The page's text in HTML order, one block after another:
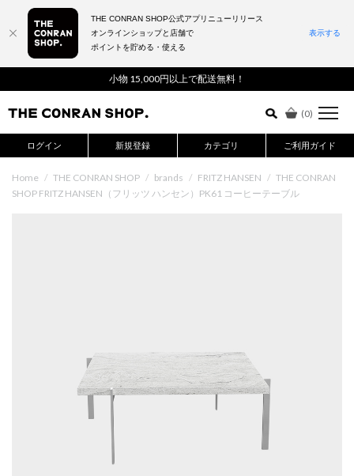
小物 15,000円以上で配送無料！
(0)
ログイン 新規登録 カテゴリ ご利用ガイド
詳細検索はこちら
Home / THE CONRAN SHOP / brands / FRITZ HANSEN / THE CONRAN
SHOP FRITZ HANSEN（フリッツ ハンセン）PK61 コーヒーテーブル
THE CONRAN SHOP公式アプリニューリリース
オンラインショップと店舗で
ポイントを貯める・使える
表示する